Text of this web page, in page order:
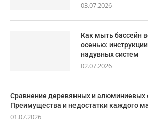
03.07.2026
Как мыть бассейн
осенью:
надувных систем
02.07.2026
Сравнение деревянных и алюминиевых
Преимущества и недостатки каждого
01.07.2026